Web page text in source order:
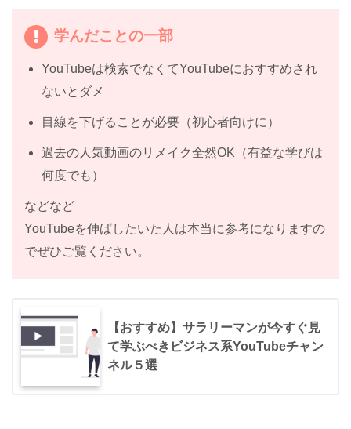
学んだことの一部
YouTubeは検索でなくてYouTubeにおすすめされ
ないとダメ
目線を下げることが必要（初心者向けに）
過去の人気動画のリメイク全然OK（有益な学びは
何度でも）
などなど
YouTubeを伸ばしたいた人は本当に参考になりますの
でぜひご覧ください。
【おすすめ】サラリーマンが今すぐ見
て学ぶべきビジネス系YouTubeチャン
ネル５選